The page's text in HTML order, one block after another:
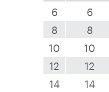
6 6
8
8
10
10
12
12
14
14